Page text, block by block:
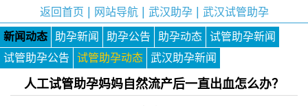
返回首页 网站导航| 武汉助孕| 武汉试管助孕
新闻动态 助孕新闻 助孕公告 助孕动态
试管助孕新闻
试管助孕公告
试管助孕动态 武汉助孕新闻
人工试管助孕妈妈自然流产后一直出血怎么办？